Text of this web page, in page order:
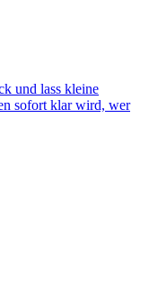
und lass kleine
sofort klar wird, wer